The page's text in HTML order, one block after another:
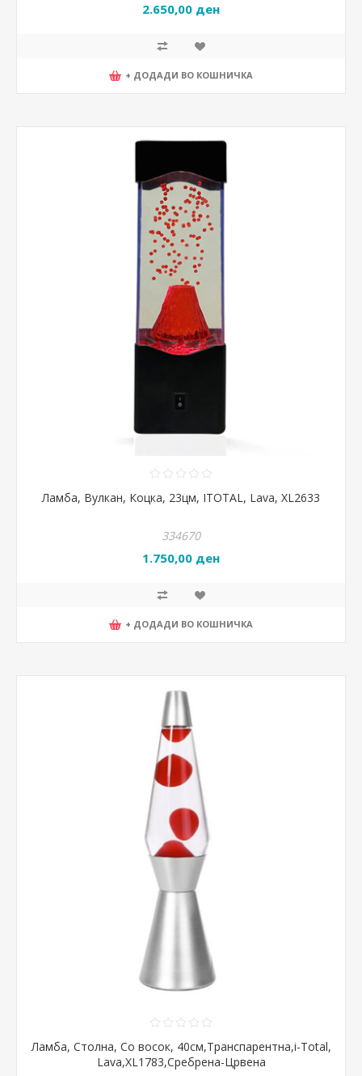
2.650,00 ден
+ ДОДАДИ ВО КОШНИЧКА
Ламба, Вулкан, Коцка, 23цм, ITOTAL, Lava, XL2633
334670
1.750,00 ден
+ ДОДАДИ ВО КОШНИЧКА
Ламба, Столна, Со восок, 40см,Транспарентна,i-Total,
Lava,XL1783,Сребрена-Црвена